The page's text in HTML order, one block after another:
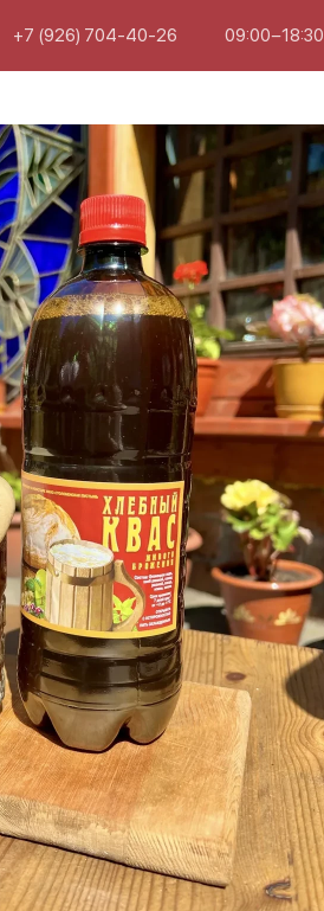
+7 (926) 704-40-26 09:00−18:30